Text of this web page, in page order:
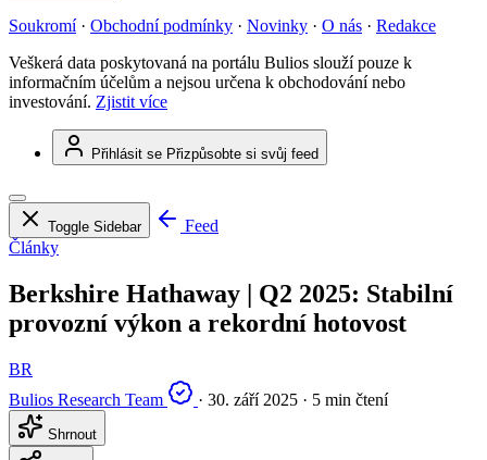
Soukromí · Obchodní podmínky · Novinky · O nás · Redakce
Veškerá data poskytovaná na portálu Bulios slouží pouze k
informačním účelům a nejsou určena k obchodování nebo
investování. Zjistit více
Přihlásit se Přizpůsobte si svůj feed
Toggle Sidebar
Feed
Články
Berkshire Hathaway | Q2 2025: Stabilní
provozní výkon a rekordní hotovost
BR
Bulios Research Team
· 30. září 2025 · 5 min čtení
Shrnout